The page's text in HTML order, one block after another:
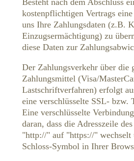
Besteht nach dem Abschluss
kostenpflichtigen Vertrags
uns Ihre Zahlungsdaten (z.B.
Einzugsermächtigung) zu
diese Daten zur
Der Zahlungsverkehr über die
Zahlungsmittel (Visa/
Lastschriftverfahren) erfolgt
eine verschlüsselte SSL- bzw.
Eine verschlüsselte
daran, dass die Adresszeile
"http://" auf "https://" wechselt
Schloss-Symbol in Ihrer